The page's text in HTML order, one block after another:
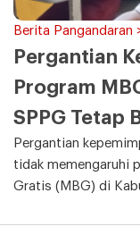
Berita Pangandaran
Pergantian
Program
SPPG Tetap
Pergantian
tidak memengaruhi
Gratis (MBG) di